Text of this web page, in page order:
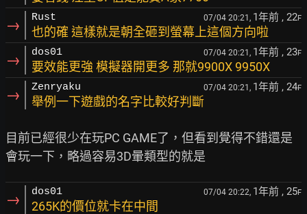
→ Rust 07/04 20:21, 1年前 , 22F
也的確 這樣就是朝全砸到螢幕上這個方向啦
→ dos01 07/04 20:21, 1年前 , 23F
要效能更強 模擬器開更多 那就9900X 9950X
→ Zenryaku 07/04 20:21, 1年前 , 24F
舉例一下遊戲的名字比較好判斷
目前已經很少在玩PC GAME了，但看到覺得不錯還是
→ dos01 07/04 20:22, 1年前 , 25F
265K的價位就卡在中間